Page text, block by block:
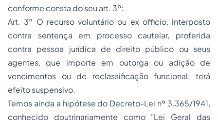
conforme consta do seu art. 3º:
Art. 3° O recurso voluntário ou ex officio, interposto
contra sentença em processo cautelar, proferida
contra pessoa jurídica de direito público ou seus
agentes, que importe em outorga ou adição de
vencimentos ou de reclassificação funcional, terá
efeito suspensivo.
Temos ainda a hipótese do Decreto-Lei nº 3.365/1941,
conhecido doutrinariamente como "Lei Geral das